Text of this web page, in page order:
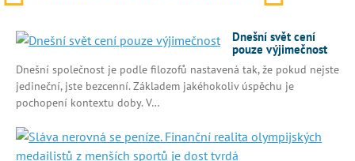
Dnešní svět cení
pouze výjimečnost
Dnešní společnost je podle filozofů nastavená tak, že pokud nejste
jedineční, jste bezcenní. Základem jakéhokoliv úspěchu je
pochopení kontextu doby. V…